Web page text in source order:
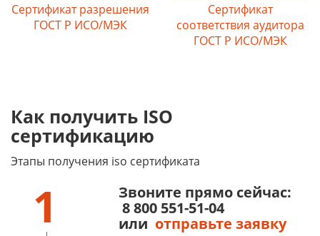
Сертификат разрешения
ГОСТ Р ИСО/МЭК
Сертификат
соответствия аудитора
ГОСТ Р ИСО/МЭК
Как получить ISO
сертификацию
Этапы получения iso сертификата
1
Звоните прямо сейчас:
8 800 551-51-04
или отправьте заявку